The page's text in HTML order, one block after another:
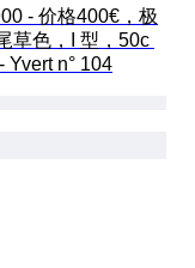
- 价格400€，极
草色，I 型，50c
Yvert n° 104